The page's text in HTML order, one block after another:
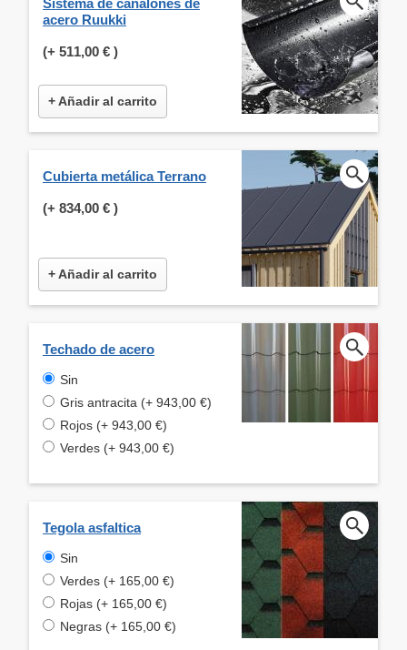
acero Ruukki
(+ 511,00 € )
+ Añadir al carrito
Cubierta metálica Terrano
(+ 834,00 € )
+ Añadir al carrito
Techado de acero
Sin
Gris antracita (+ 943,00 €)
Rojos (+ 943,00 €)
Verdes (+ 943,00 €)
Tegola asfaltica
Sin
Verdes (+ 165,00 €)
Rojas (+ 165,00 €)
Negras (+ 165,00 €)